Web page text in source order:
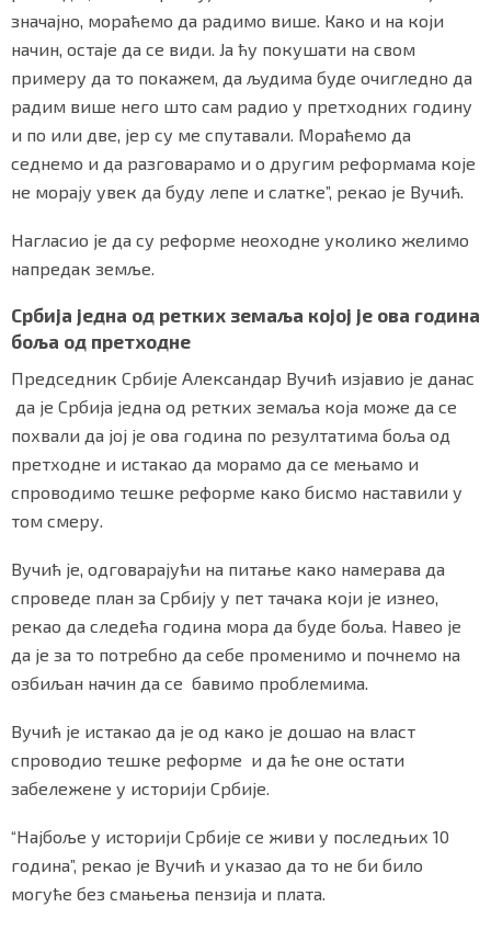
значајно, мораћемо да радимо више. Како и на који
начин, остаје да се види. Ја ћу покушати на свом
примеру да то покажем, да људима буде очигледно да
радим више него што сам радио у претходних годину
и по или две, јер су ме спутавали. Мораћемо да
седнемо и да разговарамо и о другим реформама које
не морају увек да буду лепе и слатке”, рекао је Вучић.
Нагласио је да су реформе неоходне уколико желимо
напредак земље.
Србија једна од ретких земаља којој је ова година
боља од претходне
Председник Србије Александар Вучић изјавио је данас
да је Србија једна од ретких земаља која може да се
похвали да јој је ова година по резултатима боља од
претходне и истакао да морамо да се мењамо и
спроводимо тешке реформе како бисмо наставили у
том смеру.
Вучић је, одговарајући на питање како намерава да
спроведе план за Србију у пет тачака који је изнео,
рекао да следећа година мора да буде боља. Навео је
да је за то потребно да себе променимо и почнемо на
озбиљан начин да се бавимо проблемима.
Вучић је истакао да је од како је дошао на власт
спроводио тешке реформе и да ће оне остати
забележене у историји Србије.
“Најбоље у историји Србије се живи у последњих 10
година”, рекао је Вучић и указао да то не би било
могуће без смањења пензија и плата.